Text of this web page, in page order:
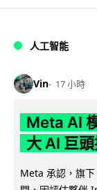
人工智能
Vin 17 小時
Meta AI
大 AI 巨
Meta 承認，旗